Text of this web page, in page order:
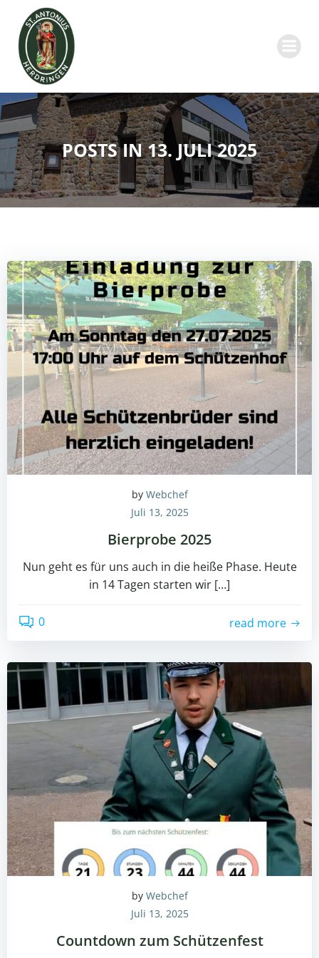
POSTS IN 13. JULI 2025
by Webchef
Juli 13, 2025
Bierprobe 2025
Nun geht es für uns auch in die heiße Phase. Heute
in 14 Tagen starten wir […]
0 read more
by Webchef
Juli 13, 2025
Countdown zum Schützenfest